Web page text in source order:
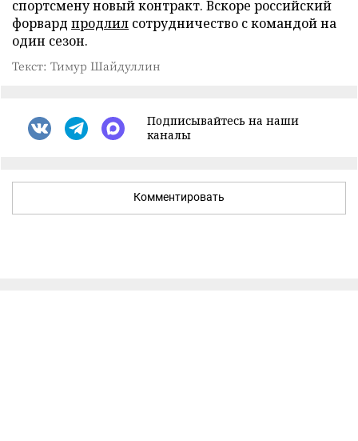
спортсмену новый контракт. Вскоре российский
форвард продлил сотрудничество с командой на
один сезон.
Текст: Тимур Шайдуллин
Подписывайтесь на наши
каналы
Комментировать